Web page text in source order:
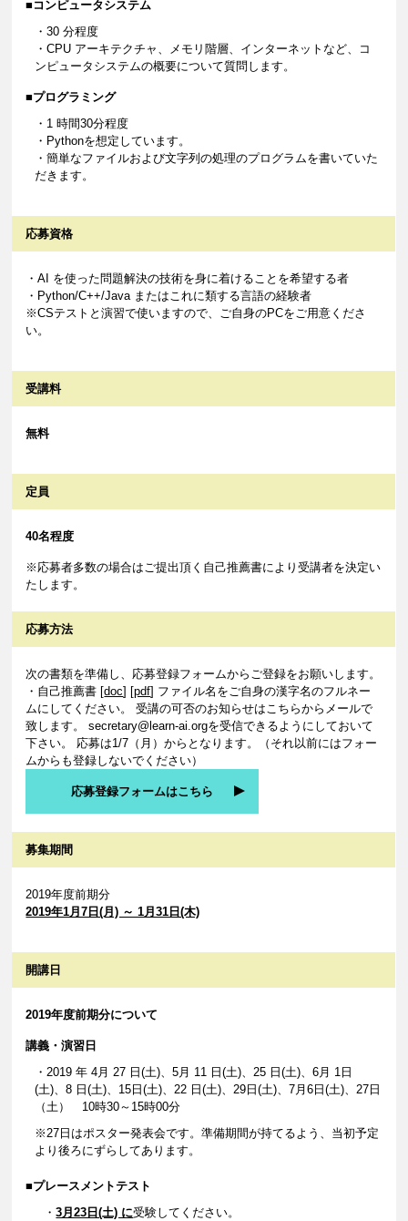
■コンピュータシステム
・30 分程度
・CPU アーキテクチャ、メモリ階層、インターネットなど、コ
ンピュータシステムの概要について質問します。
■プログラミング
・1 時間30分程度
・Pythonを想定しています。
・簡単なファイルおよび文字列の処理のプログラムを書いていた
だきます。
応募資格
・AI を使った問題解決の技術を身に着けることを希望する者
・Python/C++/Java またはこれに類する言語の経験者
※CSテストと演習で使いますので、ご自身のPCをご用意くださ
い。
受講料
無料
定員
40名程度
※応募者多数の場合はご提出頂く自己推薦書により受講者を決定い
たします。
応募方法
次の書類を準備し、応募登録フォームからご登録をお願いします。
・自己推薦書 [doc] [pdf] ファイル名をご自身の漢字名のフルネー
ムにしてください。 受講の可否のお知らせはこちらからメールで
致します。 secretary@learn-ai.orgを受信できるようにしておいて
下さい。 応募は1/7（月）からとなります。（それ以前にはフォー
ムからも登録しないでください）
応募登録フォームはこちら
募集期間
2019年度前期分
2019年1月7日(月) ～ 1月31日(木)
開講日
2019年度前期分について
講義・演習日
・2019 年 4月 27 日(土)、5月 11 日(土)、25 日(土)、6月 1日
(土)、8 日(土)、15日(土)、22 日(土)、29日(土)、7月6日(土)、27日
（土） 10時30～15時00分
※27日はポスター発表会です。準備期間が持てるよう、当初予定
より後ろにずらしてあります。
■プレースメントテスト
・3月23日(土) に受験してください。